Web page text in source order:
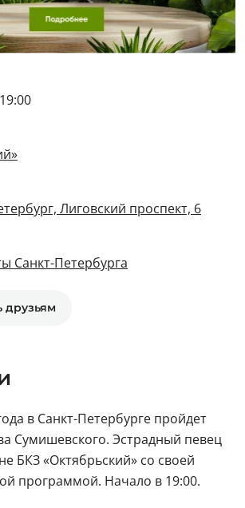
Лиговский проспект, 6
Санкт-Петербурга
друзьям
в Санкт-Петербурге пройдет
Сумишевского. Эстрадный певец
БКЗ «Октябрьский» со своей
программой. Начало в 19:00.